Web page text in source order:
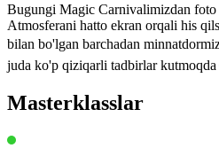
Bugungi Magic Carnivalimizdan
Atmosferani hatto ekran orqali his
bilan bo'lgan barchadan
juda ko'p qiziqarli tadbirlar
Masterklasslar